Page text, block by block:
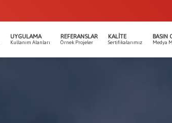
UYGULAMA
Kullanım Alanları
REFERANSLAR
Örnek Projeler
KALITE
Sertifikalarımız
BASIN
Medya